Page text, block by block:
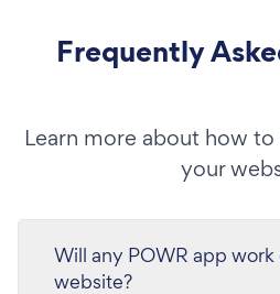
Frequently
Learn more about how
your
Will any POWR app
website?